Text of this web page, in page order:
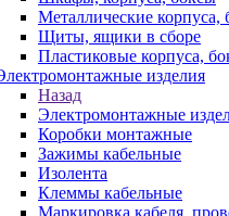
Металлические корпуса,
Щиты, ящики в сборе
Пластиковые корпуса,
изделия
Назад
Электромонтажные
Коробки монтажные
Зажимы кабельные
Изолента
Клеммы кабельные
Маркировка кабеля,